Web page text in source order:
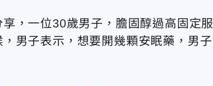
享，一位30歲男子，膽固醇過高固定服
男子表示，想要開幾顆安眠藥，男子